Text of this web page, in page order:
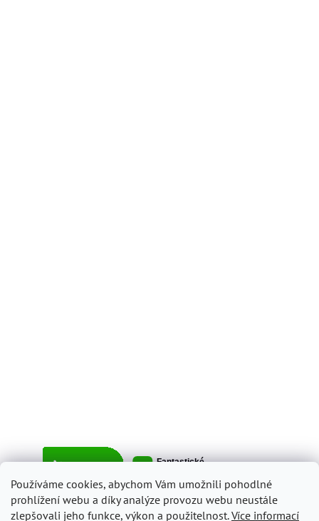
Používáme cookies, abychom Vám umožnili pohodlné
prohlížení webu a díky analýze provozu webu neustále
zlepšovali jeho funkce, výkon a použitelnost.Více informací